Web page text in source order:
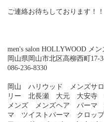
ご連絡お待ちしております！！
men's salon HOLLYWOOD メ
岡山県岡山市北区高柳西町17-
086-236-8330
岡山 ハリウッド メンズサ
リー 北長瀬 大元 大安寺
メンズ メンズヘア パーマ
マ ツイストパーマ クロップ